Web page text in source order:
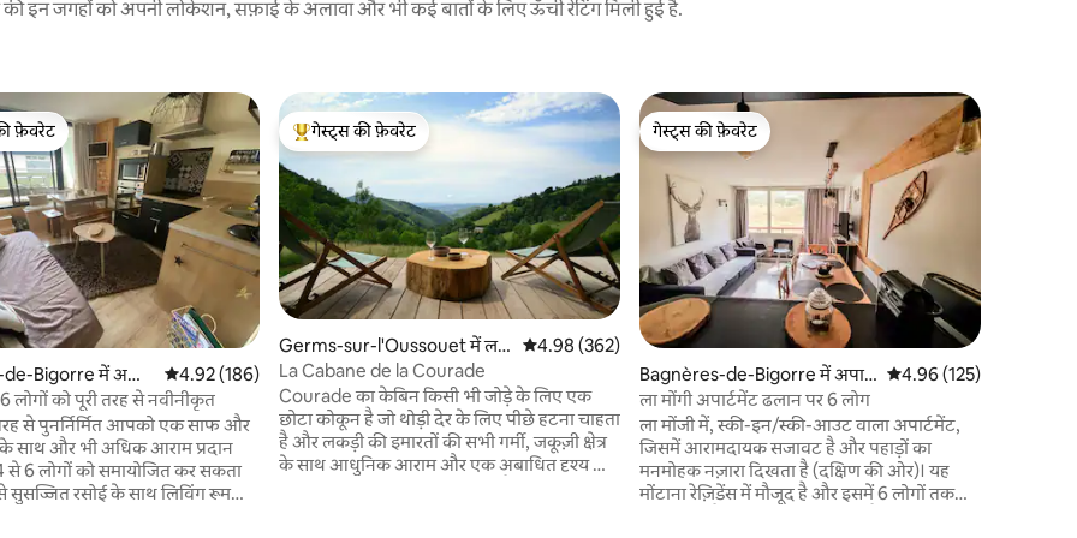
इन जगहों को अपनी लोकेशन, सफ़ाई के अलावा और भी कई बातों के लिए ऊँची रेटिंग मिली हुई है.
फ़ेवरेट
फ़ेवरेट
Bigorre में अपार्ट
औसत रेटिंग 5 में से 4.92, 186 समीक्षाएँ
4.92 (186)
लोगों को पूरी तरह से नवीनीकृत
से पुनर्निर्मित आपको एक साफ और
साथ और भी अधिक आराम प्रदान
से 6 लोगों को समायोजित कर सकता
सुसज्जित रसोई के साथ लिविंग रूम
गेस्ट्स का टॉप फ़ेवरेट
गेस्ट्स की फ़ेवरेट
Germs-sur-l'Oussouet में लक
ड़ी का केबिन
औसत रेटिंग 5 में से 4.98, 362 समीक्षाएँ
4.98 (362)
La Cabane de la Courade
Courade का केबिन किसी भी जोड़े के लिए एक
छोटा कोकून है जो थोड़ी देर के लिए पीछे हटना चाहता
है और लकड़ी की इमारतों की सभी गर्मी, जकूज़ी क्षेत्र
के साथ आधुनिक आराम और एक अबाधित दृश्य की
गेस्ट्स की फ़ेवरेट
गेस्ट्स की फ़ेवरेट
Bagnères-de-Bigorre में अपार्ट
मेंट
औसत रेटिंग 5 में से 4.96,
4.96 (125)
ला मोंगी अपार्टमेंट ढलान पर 6 लोग
ला मोंजी में, स्की-इन/स्की-आउट वाला अपार्टमेंट,
जिसमें आरामदायक सजावट है और पहाड़ों का
मनमोहक नज़ारा दिखता है (दक्षिण की ओर)। यह
मोंटाना रेज़िडेंस में मौजूद है और इसमें 6 लोगों तक